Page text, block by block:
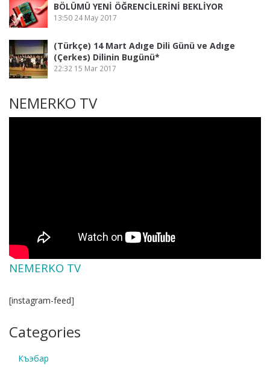
BÖLÜMÜ YENİ ÖĞRENCİLERİNİ BEKLİYOR
13:50 24 May 2017
(Türkçe) 14 Mart Adıge Dili Günü ve Adıge
(Çerkes) Dilinin Bugünü*
22:32 15 Mar 2017
NEMERKO TV
NEMERKO TV
[instagram-feed]
Categories
Къэбар